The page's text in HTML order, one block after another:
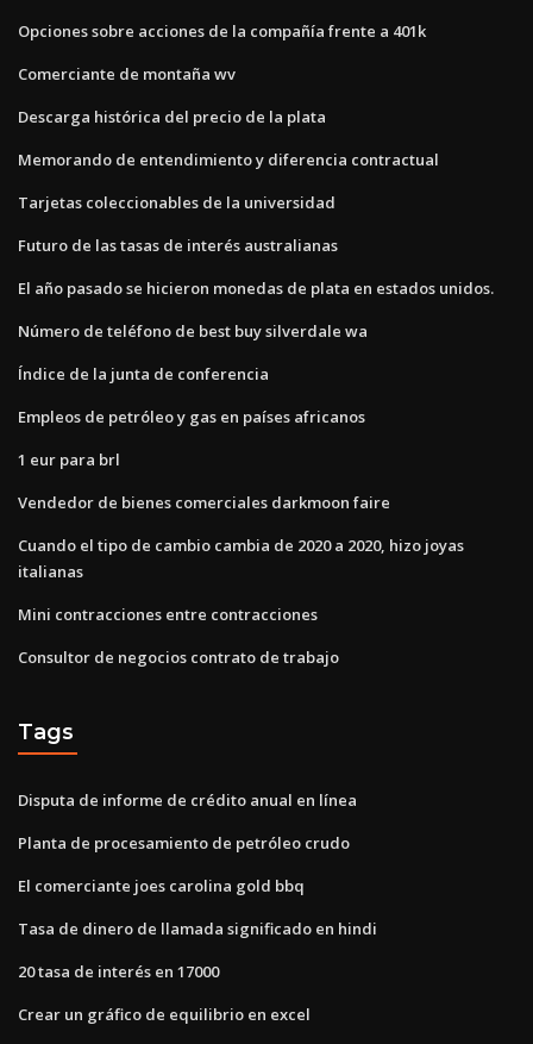
Opciones sobre acciones de la compañía frente a 401k
Comerciante de montaña wv
Descarga histórica del precio de la plata
Memorando de entendimiento y diferencia contractual
Tarjetas coleccionables de la universidad
Futuro de las tasas de interés australianas
El año pasado se hicieron monedas de plata en estados unidos.
Número de teléfono de best buy silverdale wa
Índice de la junta de conferencia
Empleos de petróleo y gas en países africanos
1 eur para brl
Vendedor de bienes comerciales darkmoon faire
Cuando el tipo de cambio cambia de 2020 a 2020, hizo joyas
italianas
Mini contracciones entre contracciones
Consultor de negocios contrato de trabajo
Tags
Disputa de informe de crédito anual en línea
Planta de procesamiento de petróleo crudo
El comerciante joes carolina gold bbq
Tasa de dinero de llamada significado en hindi
20 tasa de interés en 17000
Crear un gráfico de equilibrio en excel